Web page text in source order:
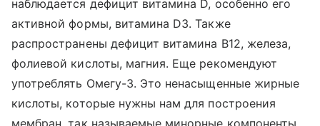
наблюдается дефицит витамина D, особенно его
активной формы, витамина D3. Также
распространены дефицит витамина В12, железа,
фолиевой кислоты, магния. Еще рекомендуют
употреблять Омегу-3. Это ненасыщенные жирные
кислоты, которые нужны нам для построения
мембран, так называемые минорные компоненты,